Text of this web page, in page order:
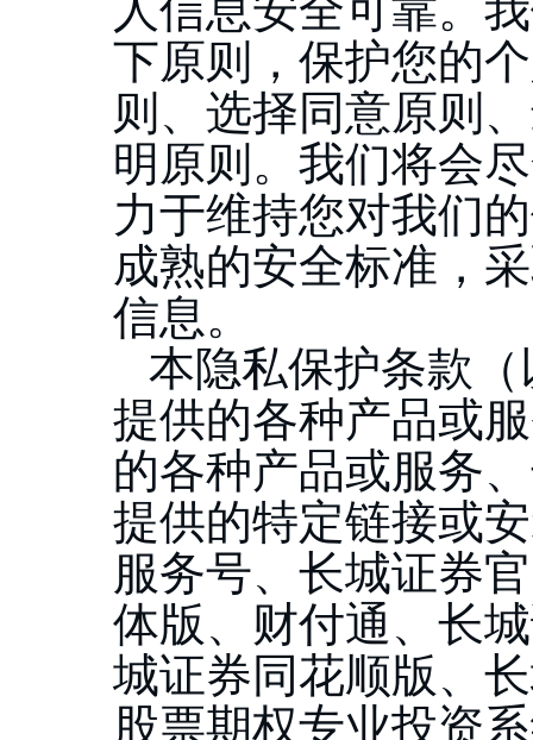
下原则，保护您的
则、选择同意原则
明原则。我们将会
力于维持您对我们
成熟的安全标准，
信息。
本隐私保护条款
提供的各种产品或
的各种产品或服务
提供的特定链接或
服务号、长城证券
体版、财付通、长
城证券同花顺版、
股票期权专业投资